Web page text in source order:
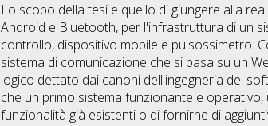
Lo scopo della tesi e quello di giungere alla
Android e Bluetooth, per l'infrastruttura di un
controllo, dispositivo mobile e pulsossimetro.
sistema di comunicazione che si basa su un
logico dettato dai canoni dell'ingegneria del
che un primo sistema funzionante e
funzionalità già esistenti o di fornirne di